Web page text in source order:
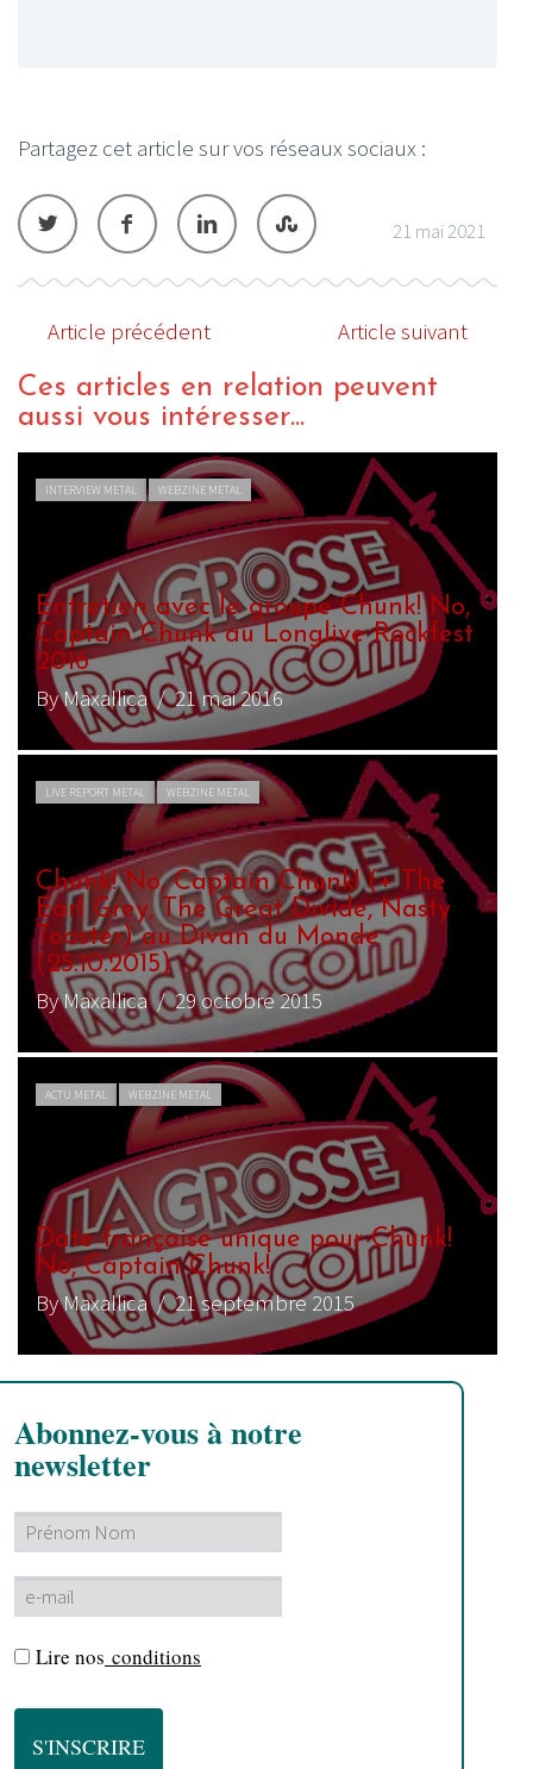
Partagez cet article sur vos réseaux sociaux :
21 mai 2021
Article précédent Article suivant
Ces articles en relation peuvent
aussi vous intéresser...
INTERVIEW METAL WEBZINE METAL
Entretien avec le groupe Chunk! No,
Captain Chunk au Longlive Rockfest
2016
By Maxallica/ 21 mai 2016
LIVE REPORT METAL WEBZINE METAL
Chunk! No, Captain Chunk! (+ The
Earl Grey, The Great Divide, Nasty
Toaster) au Divan du Monde
(25.10.2015)
By Maxallica/ 29 octobre 2015
ACTU METAL WEBZINE METAL
Date française unique pour Chunk!
No, Captain Chunk!
By Maxallica/ 21 septembre 2015
Abonnez-vous à notre
newsletter
Lire nos conditions